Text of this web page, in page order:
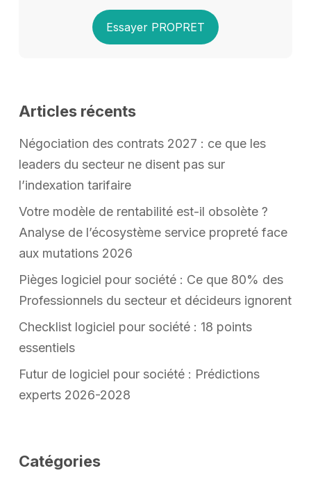
Essayer PROPRET
Articles récents
Négociation des contrats 2027 : ce que les
leaders du secteur ne disent pas sur
l’indexation tarifaire
Votre modèle de rentabilité est-il obsolète ?
Analyse de l’écosystème service propreté face
aux mutations 2026
Pièges logiciel pour société : Ce que 80% des
Professionnels du secteur et décideurs ignorent
Checklist logiciel pour société : 18 points
essentiels
Futur de logiciel pour société : Prédictions
experts 2026-2028
Catégories